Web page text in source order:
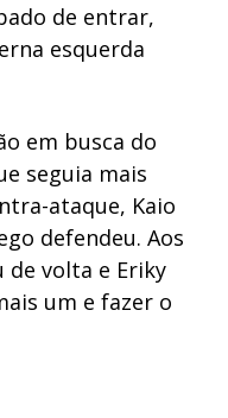
de entrar,
esquerda
em busca do
seguia mais
ataque, Kaio
defendeu. Aos
de volta e Eriky
um e fazer o